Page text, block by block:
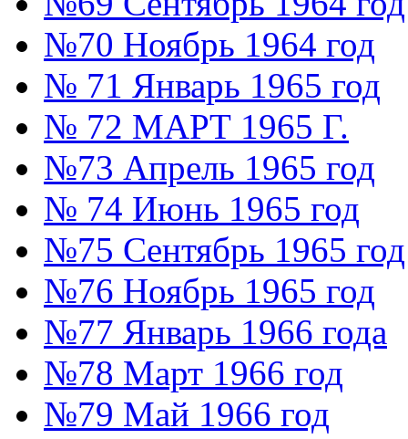
№70 Ноябрь 1964 год
№ 71 Январь 1965 год
№ 72 МАРТ 1965 Г.
№73 Апрель 1965 год
№ 74 Июнь 1965 год
№75 Сентябрь 1965 год
№76 Ноябрь 1965 год
№77 Январь 1966 года
№78 Март 1966 год
№79 Май 1966 год